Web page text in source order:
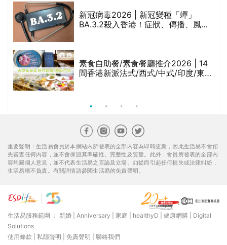
新冠病毒2026 | 新冠變種「蟬」
BA.3.2殺入香港！症狀、傳播、風險
素食自助餐/素食餐廳推介2026 | 14
間香港新派法式/西式/中式/印度/東南
重要聲明：生活易會員於本網站內所發表的全部內容為即時更新，因此生活易不會預
先審查任何內容，並不會保證其準確性、完整性及質量。此外，會員所發表的全部內
容均屬個人意見，並不代表生活易之言論及立場。如從而引起任何損失或法律糾紛，
生活易概不負責。有關詳情請參閱生活易的免責聲明。
生活易服務範圍 ： 新婚 Anniversary 家庭 healthyD 健康網購
Digital
Solutions
使用條款
私隱聲明 免責聲明
聯絡我們